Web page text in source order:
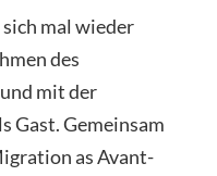
mal wieder
des
mit der
Gast. Gemeinsam
as Avant-